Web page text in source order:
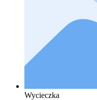
Wycieczka